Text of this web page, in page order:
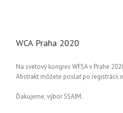
WCA Praha 2020
Na svetový kongres WFSA v Prahe
Abstrakt môžete poslať po registrácii
Ďakujeme, výbor SSAIM.